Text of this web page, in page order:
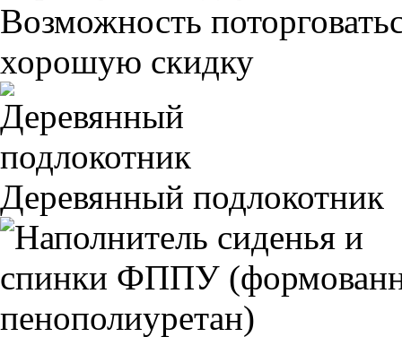
Возможность
хорошую скидку
Деревянный подлокотник